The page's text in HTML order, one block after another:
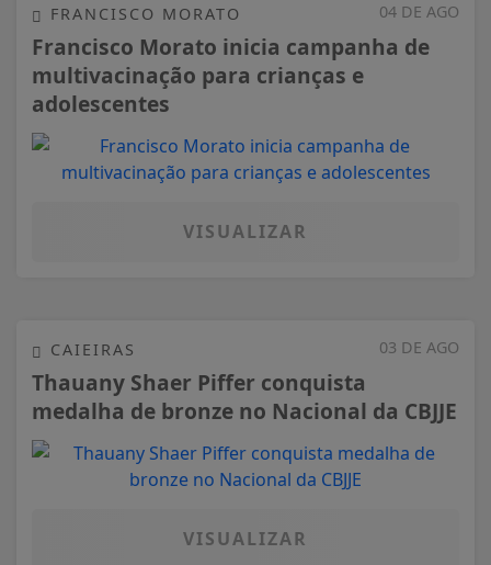
04 DE AGO
FRANCISCO MORATO
Francisco Morato inicia campanha de
multivacinação para crianças e
adolescentes
VISUALIZAR
03 DE AGO
CAIEIRAS
Thauany Shaer Piffer conquista
medalha de bronze no Nacional da CBJJE
VISUALIZAR